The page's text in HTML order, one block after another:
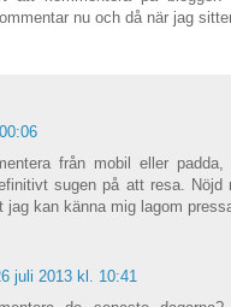
nu och då när jag
från mobil eller
sugen på att resa. Nöjd
jag kan känna mig lagom
juli 2013 kl. 10:41